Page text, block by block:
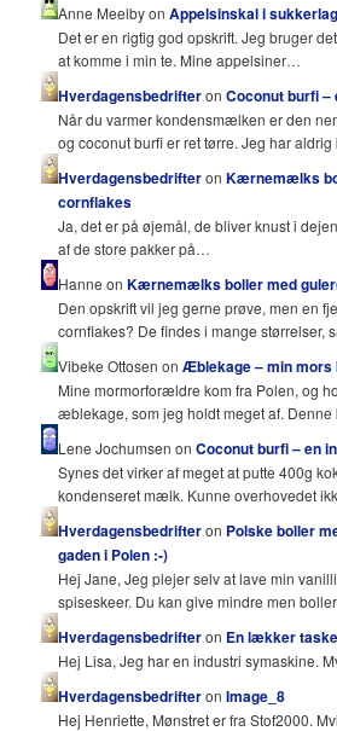
Anne Meelby onAppelsinskal i
Det er en rigtig god opskrift. Jeg bruger
at komme i min te. Mine appelsiner…
HverdagensbedrifteronCoconut burfi
Når du varmer kondensmælken er den
og coconut burfi er ret tørre. Jeg har
HverdagensbedrifteronKærnemælks
cornflakes
Ja, det er på øjemål, de bliver knust i
af de store pakker på…
Hanne onKærnemælks boller med
Den opskrift vil jeg gerne prøve, men en
cornflakes? De findes i mange størrelser,
Vibeke Ottosen onÆblekage – min mors
Mine mormorforældre kom fra Polen, og
æblekage, som jeg holdt meget af.
Lene Jochumsen onCoconut burfi – en
Synes det virker af meget at putte 400g
kondenseret mælk. Kunne overhovedet
Hverdagensbedrifteron Polske boller
gaden i Polen :-)
Hej Jane, Jeg plejer selv at lave min
spiseskeer. Du kan give mindre men
Hverdagensbedrifteron En lækker
Hej Lisa, Jeg har en industri symaskine.
HverdagensbedrifteronImage_8
Hej Henriette, Mønstret er fra Stof2000.